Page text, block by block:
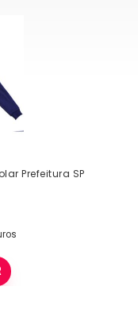
Prefeitura SP